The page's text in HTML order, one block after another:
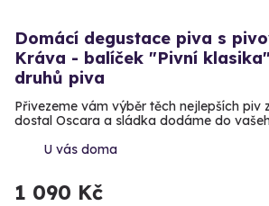
Domácí degustace piva s
Kráva - balíček "Pivní
druhů piva
Přivezeme vám výběr těch nejlepších piv
dostal Oscara a sládka dodáme do
U vás doma
1 090 Kč